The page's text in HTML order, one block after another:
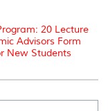
20 Lecture
Advisors Form
New Students